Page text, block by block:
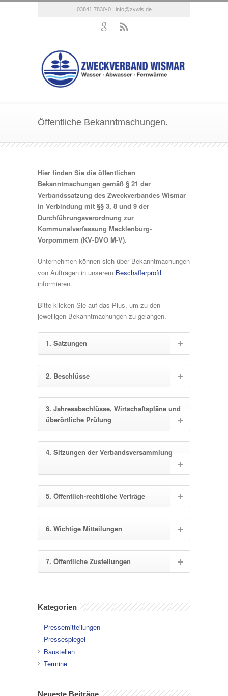
03841 7830-0 | info@zvwis.de
Öffentliche Bekanntmachungen.
Hier finden Sie die öffentlichen
Bekanntmachungen gemäß § 21 der
Verbandssatzung des Zweckverbandes Wismar
in Verbindung mit §§ 3, 8 und 9 der
Durchführungsverordnung zur
Kommunalverfassung Mecklenburg-
Vorpommern (KV-DVO M-V).
Unternehmen können sich über Bekanntmachungen
von Aufträgen in unserem Beschafferprofil
informieren.
Bitte klicken Sie auf das Plus, um zu den
jeweiligen Bekanntmachungen zu gelangen.
1. Satzungen
2. Beschlüsse
3. Jahresabschlüsse, Wirtschaftspläne und
überörtliche Prüfung
4. Sitzungen der Verbandsversammlung
5. Öffentlich-rechtliche Verträge
6. Wichtige Mitteilungen
7. Öffentliche Zustellungen
Kategorien
Pressemitteilungen
Pressespiegel
Baustellen
Termine
Neueste Beiträge